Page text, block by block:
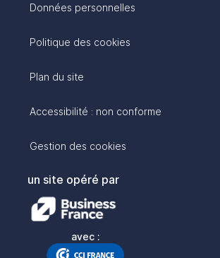
Données personnelles
Politique des cookies
Plan du site
Accessibilité : non conforme
Gestion des cookies
un site opéré par
avec :